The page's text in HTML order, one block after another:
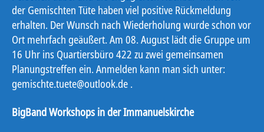
der Gemischten Tüte haben viel positive Rückmeldung
erhalten. Der Wunsch nach Wiederholung wurde schon vor
Ort mehrfach geäußert. Am 08. August lädt die Gruppe um
16 Uhr ins Quartiersbüro 422 zu zwei gemeinsamen
Planungstreffen ein. Anmelden kann man sich unter:
gemischte.tuete@outlook.de .
BigBand Workshops in der Immanuelskirche